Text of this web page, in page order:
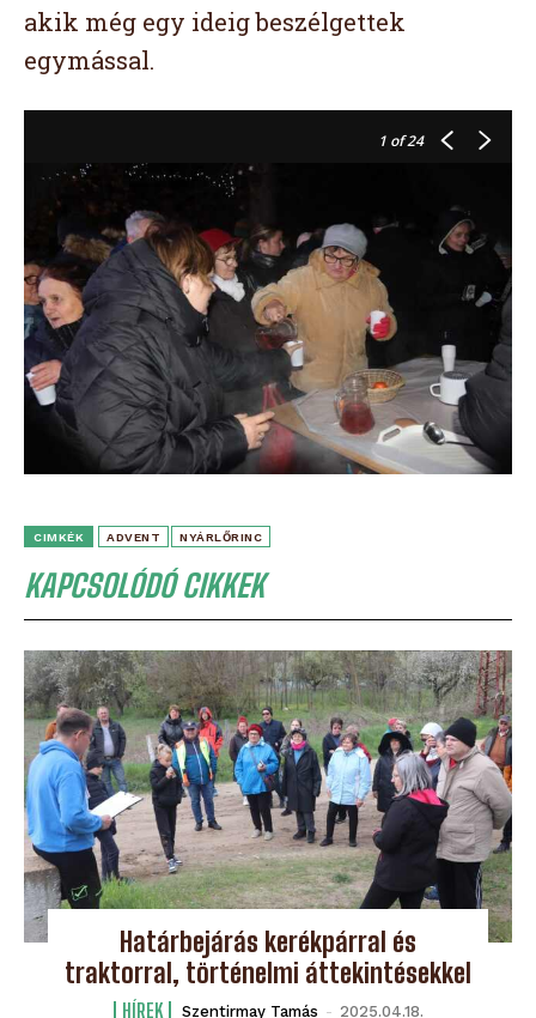
akik még egy ideig beszélgettek
egymással.
1 of 24
CIMKÉK ADVENT NYÁRLŐRINC
KAPCSOLÓDÓ CIKKEK
Határbejárás kerékpárral és
traktorral, történelmi áttekintésekkel
HÍREK Szentirmay Tamás - 2025.04.18.